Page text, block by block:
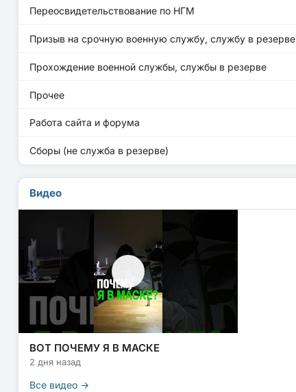
Переосвидетельствование по НГМ
Призыв на срочную военную службу, службу в резерве
Прохождение военной службы, службы в резерве
Прочее
Работа сайта и форума
Сборы (не служба в резерве)
Видео
ВОТ ПОЧЕМУ Я В МАСКЕ
2 дня назад
Все видео →